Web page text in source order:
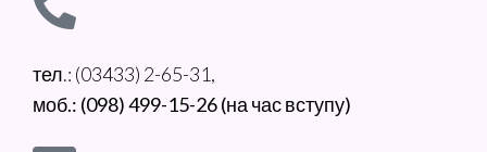
тел.: (03433) 2-65-31,
моб.: (098) 499-15-26 (на час вступу)